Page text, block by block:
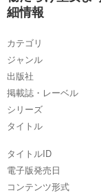
165円
あ
傷だ
あ
傷だ
細情報
カテゴリ
ジャンル
出版社
掲載誌・レーベル
シリーズ
タイトル
タイトルID
電子版発売日
コンテンツ形式